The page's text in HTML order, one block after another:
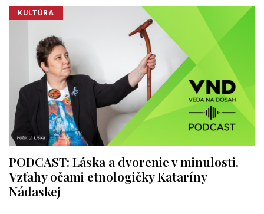
KULTÚRA
PODCAST: Láska a dvorenie v minulosti.
Vzťahy očami etnologičky Kataríny
Nádaskej